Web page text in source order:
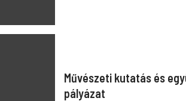
Művészeti kutatás és
pályázat